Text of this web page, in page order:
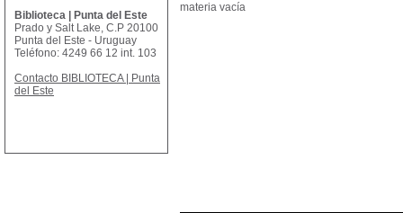
materia vacía
Biblioteca | Punta del Este
Prado y Salt Lake, C.P 20100
Punta del Este - Uruguay
Teléfono: 4249 66 12 int. 103
Contacto BIBLIOTECA | Punta
del Este